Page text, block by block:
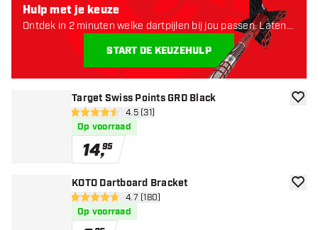
Target Swiss Points GRD Black
open reviews drawer
4.5 score sterren4.5 (31)
Op voorraad
14,95
KOTO Dartboard Bracket
open reviews drawer
4.7 score sterren4.7 (180)
Op voorraad
Hulp met je keuze
Ontdek in 2 minuten welke dartpijlen bij jou passen. Laten
START DE KEUZEHULP